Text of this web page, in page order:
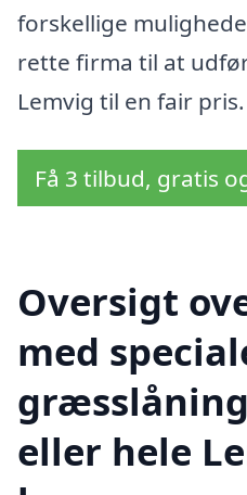
forskellige
rette firma til at
Lemvig til en fair pris.
Få 3 tilbud, gratis
Oversigt
med
eller hele